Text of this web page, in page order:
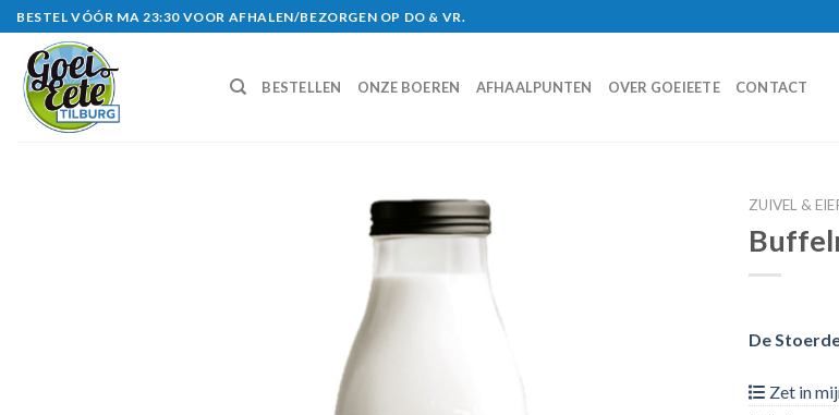
Skip
to
content
BESTEL VÓÓR MA 23:30 VOOR AFHALEN/BEZORGEN OP DO & VR.
BESTELLEN ONZE BOEREN AFHAALPUNTEN OVER GOEIEETE CONTACT
ZUIVEL &
De
Zet in